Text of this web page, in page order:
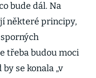
bude dál. Na
některé principy,
třeba budou moci
se konala „v